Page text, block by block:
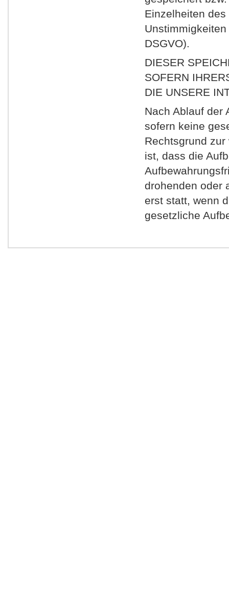
Einzelheiten
DSGVO).
DIESER
SOFERN
DIE UNSERE
Nach Ablauf der
sofern keine
Rechtsgrund
ist, dass die
drohenden oder
erst statt, wenn
gesetzliche